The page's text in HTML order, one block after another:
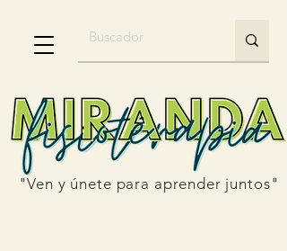
"Ven y únete para aprender juntos"